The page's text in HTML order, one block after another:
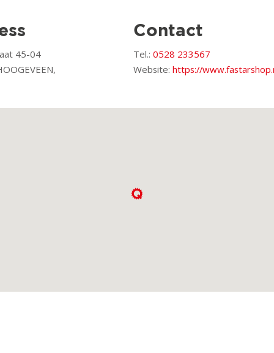
45-04
Contact
Tel.: 0528 233567
Website: https://